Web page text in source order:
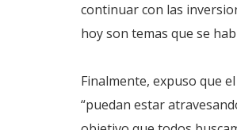
continuar con las
hoy son temas que se
Finalmente, expuso que
“puedan estar